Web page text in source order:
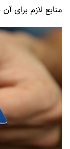
منابع لازم برای